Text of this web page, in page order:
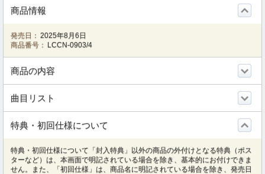
商品情報
発売日： 2025年8月6日
商品番号：
LCCN-0903/4
商品の内容
曲目リスト
特典・初回仕様について
特典・初回仕様について「封入特典」以外の商品の外付けとなる特典（ポス
ターなど）は、本画面で明記されている場合を除き、基本的にお付けできま
せん。また、「初回仕様」は、商品名に明記されている場合を除き、発売日